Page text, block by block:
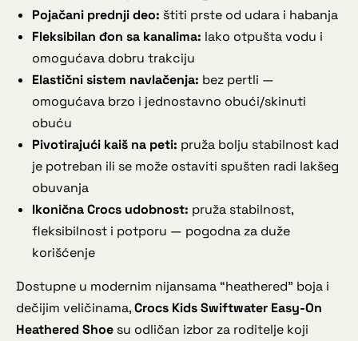
Pojačani prednji deo: štiti prste od udara i habanja
Fleksibilan đon sa kanalima: lako otpušta vodu i
omogućava dobru trakciju
Elastični sistem navlačenja: bez pertli —
omogućava brzo i jednostavno obući/skinuti
obuću
Pivotirajući kaiš na peti: pruža bolju stabilnost kad
je potreban ili se može ostaviti spušten radi lakšeg
obuvanja
Ikonična Crocs udobnost: pruža stabilnost,
fleksibilnost i potporu — pogodna za duže
korišćenje
Dostupne u modernim nijansama “heathered” boja i
dečijim veličinama,Crocs Kids Swiftwater Easy-On
Heathered Shoe su odličan izbor za roditelje koji